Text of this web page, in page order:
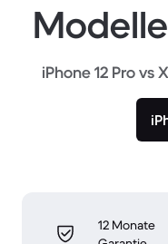
iPhone 12 Pro vs
12 Monate